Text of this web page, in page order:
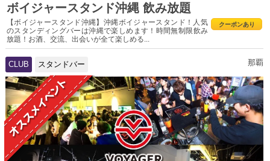
ボイジャースタンド沖縄 飲み放題
クーポンあり
【ボイジャースタンド沖縄】沖縄ボイジャースタンド！人気
のスタンディングバーは沖縄で楽しめます！時間無制限飲み
放題！お酒、交流、出会いが全て楽しめる...
CLUB スタンドバー 那覇